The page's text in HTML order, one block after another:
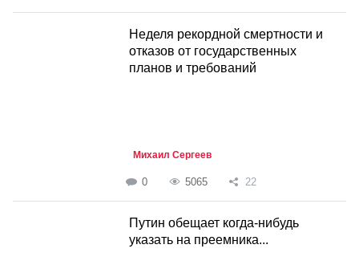
Неделя рекордной смертности и
отказов от государственных
планов и требований
Михаил Сергеев
0 5065 22
Путин обещает когда-нибудь
указать на преемника...